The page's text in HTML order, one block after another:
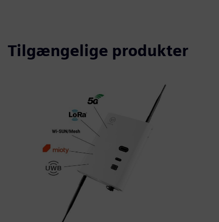
Tilgængelige produkter